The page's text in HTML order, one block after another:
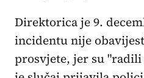
Direktorica je 9.
incidentu nije
prosvjete, jer su